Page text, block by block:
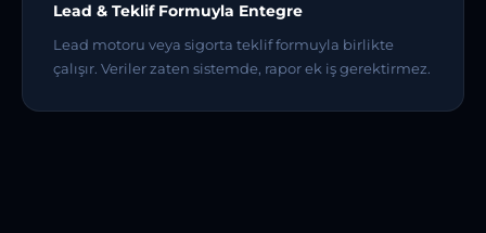
Lead & Teklif Formuyla Entegre
Lead motoru veya sigorta teklif formuyla birlikte
çalışır. Veriler zaten sistemde, rapor ek iş gerektirmez.